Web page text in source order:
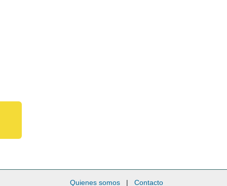
Quienes somos | Contacto